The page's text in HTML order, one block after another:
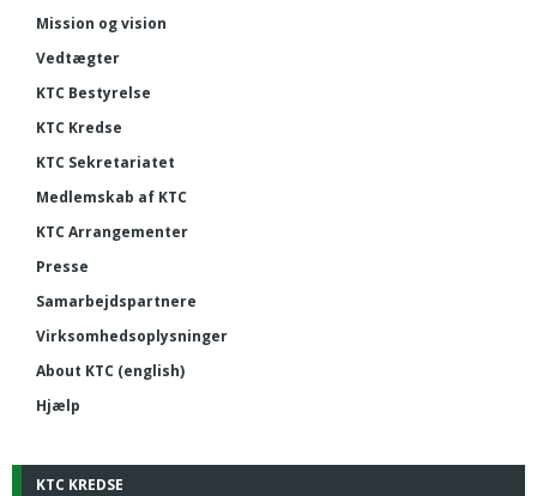
Mission og vision
Vedtægter
KTC Bestyrelse
KTC Kredse
KTC Sekretariatet
Medlemskab af KTC
KTC Arrangementer
Presse
Samarbejdspartnere
Virksomhedsoplysninger
About KTC (english)
Hjælp
KTC KREDSE